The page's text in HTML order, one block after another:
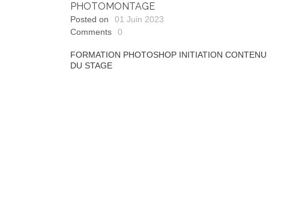
PHOTOMONTAGE
Posted on
01 Juin 2023
Comments
0
FORMATION PHOTOSHOP INITIATION CONTENU
DU STAGE